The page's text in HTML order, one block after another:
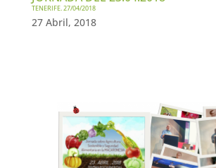
TENERIFE. 27/04/2018
27 Abril, 2018